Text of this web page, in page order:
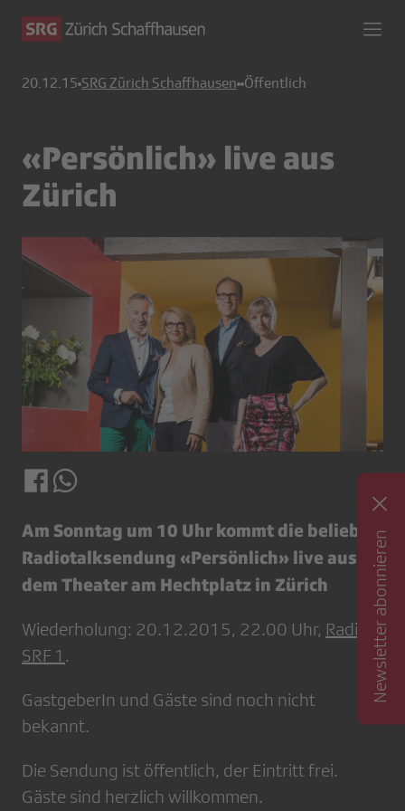
20.12.15 SRG Zürich Schaffhausen Öffentlich
«Persönlich» live aus
Zürich
Am Sonntag um 10 Uhr kommt die beliebte
Radiotalksendung «Persönlich» live aus
dem Theater am Hechtplatz in Zürich
Wiederholung: 20.12.2015, 22.00 Uhr, Radio
SRF 1 .
GastgeberIn und Gäste sind noch nicht
bekannt.
Die Sendung ist öffentlich, der Eintritt frei.
Gäste sind herzlich willkommen.
Newsletter abonnieren